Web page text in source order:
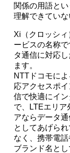
関係の用語と
理解できていな
Xi（クロッシ
ービスの名称
タ通信に対応
ます。
NTTドコモに
応アクセスポ
信で快適にイ
で、LTEエリア
アならデータ
としてあげら
なく、携帯電
ブランド名とし